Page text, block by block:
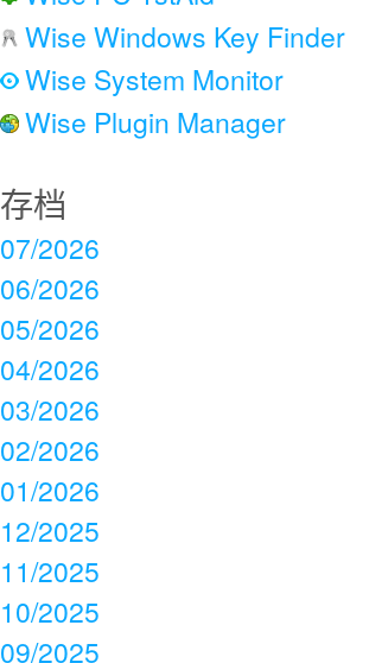
Wise Windows Key Finder
Wise System Monitor
Wise Plugin Manager
存档
07/2026
06/2026
05/2026
04/2026
03/2026
02/2026
01/2026
12/2025
11/2025
10/2025
09/2025